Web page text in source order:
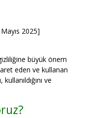
2025]
büyük önem
eden ve kullanan
ve